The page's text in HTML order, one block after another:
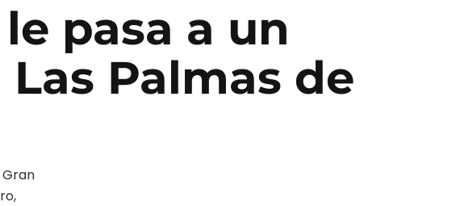
pasa a un
Las Palmas de
Gran